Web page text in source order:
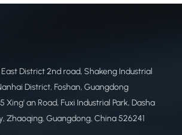
East District 2nd road, Shakeng Industrial
District, Foshan, Guangdong
Xing' an Road, Fuxi Industrial Park, Dasha
Zhaoqing, Guangdong, China 526241